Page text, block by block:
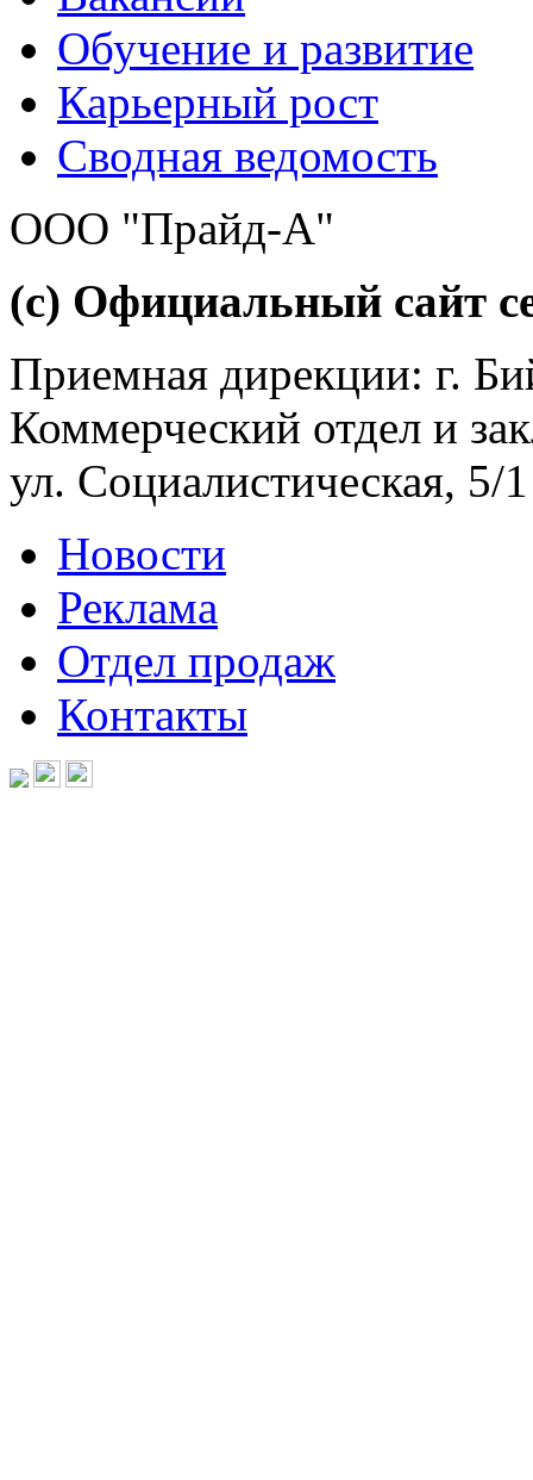
Обучение и развитие
Карьерный рост
Сводная ведомость
ООО "Прайд-А"
(с) Официальный сайт
Приемная дирекции: г.
Коммерческий отдел и
ул. Социалистическая, 5/1
Новости
Реклама
Отдел продаж
Контакты